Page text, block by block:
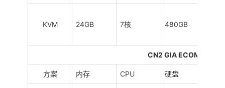
KVM 24GB 7核 480GB
CN2 GIA
方案 内存 CPU 硬盘